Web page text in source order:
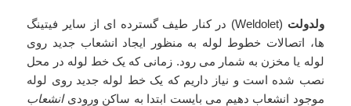
ولدولت
(Weldolet) در کنار طیف گسترده ای از سایر فیتینگ
ها، اتصالات خطوط لوله به منظور ایجاد انشعاب جدید روی
لوله یا مخزن به شمار می رود. زمانی که یک خط لوله در محل
نصب شده است و نیاز داریم که یک خط لوله جدید روی لوله
موجود انشعاب دهیم می بایست ابتدا به ساکن ورودیانشعاب